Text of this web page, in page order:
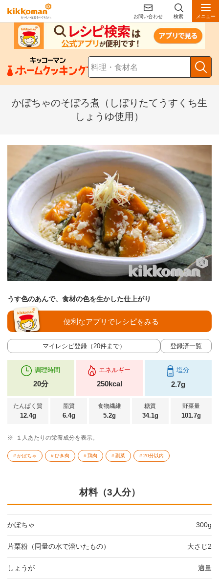
お問い合わせ 検索 メニュー
かぼちゃのそぼろ煮（しぼりたてうすくち生
しょうゆ使用）
うす色のあんで、食材の色を生かした仕上がり
マイレシピ登録（20件まで） 登録済一覧
便利なアプリでレシピをみる
調理時間
20分
エネルギー
250kcal
塩分
2.7g
たんぱく質
12.4g
脂質
6.4g
食物繊維
5.2g
糖質
34.1g
野菜量
101.7g
※ １人あたりの栄養成分を表示。
かぼちゃ ひき肉 鶏肉 副菜 20分以内
材料（3人分）
かぼちゃ 300g
片栗粉（同量の水で溶いたもの） 大さじ2
しょうが 適量